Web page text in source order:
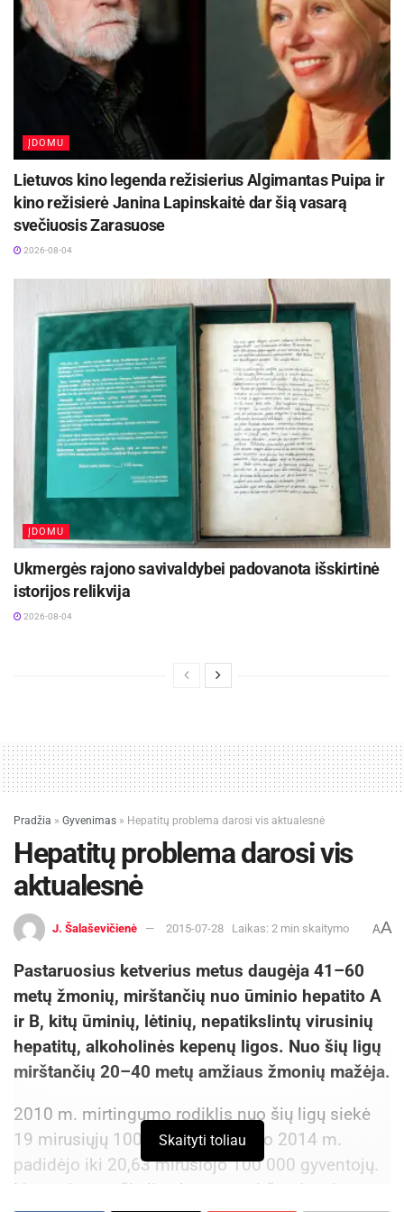
2026-08-08
Lukas Nagelė (Kaunas) – 16 m.
Tadas Cesevičius (Panevėžys) – 15 m.
Justinas Narkūnas (Panevėžys) – 16 m.
Matas Bernadickas (Panevėžys) – 14 m.
Karolis Užkuraitis (Panevėžys) 19 m.
Algirdas Dudutis (Kaunas) – 20 m.
Justas Dudutis (Biržai) – 21 m.
Gelbėjimo rato metimas
Dalyvavo 5 moterys. Prizininkės:
1.Danutė Vaiginienė (Biržai)
2-3. Ona Kiseliūnienė (Biržai)
2-3. Deimantė Stankevičiūtė (Panevėžys)
Dalyvavo 11 vyrų. Prizininkai:
Audrius Paslauskas (Panevėžys)
Tadas Stakėnas (Rokiškis)
ĮDOMU
Lietuvos kino legenda režisierius Algimantas Puipa ir
kino režisierė Janina Lapinskaitė dar šią vasarą
svečiuosis Zarasuose
2026-08-04
ĮDOMU
Ukmergės rajono savivaldybei padovanota išskirtinė
istorijos relikvija
2026-08-04
Pradžia » Gyvenimas » Hepatitų problema darosi vis aktualesnė
Hepatitų problema darosi vis
aktualesnė
J. Šalaševičienė 2015-07-28 Laikas: 2 min skaitymo AA
Pastaruosius ketverius metus daugėja 41–60
metų žmonių, mirštančių nuo ūminio hepatito A
ir B, kitų ūminių, lėtinių, nepatikslintų virusinių
hepatitų, alkoholinės kepenų ligos. Nuo šių ligų
mirštančių 20–40 metų amžiaus žmonių mažėja.
2010 m. mirtingumo rodiklis nuo šių ligų siekė
19 mirusiųjų 100 000 gyventojų, o 2014 m.
padidėjo iki 20,63 mirusiojo 100 000 gyventojų.
Lietuvoje nuo šių ligų kasmet miršta daugiau
Skaityti toliau